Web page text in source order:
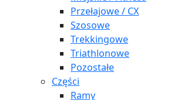
Przełajowe / CX
Szosowe
Trekkingowe
Triathlonowe
Pozostałe
Części
Ramy